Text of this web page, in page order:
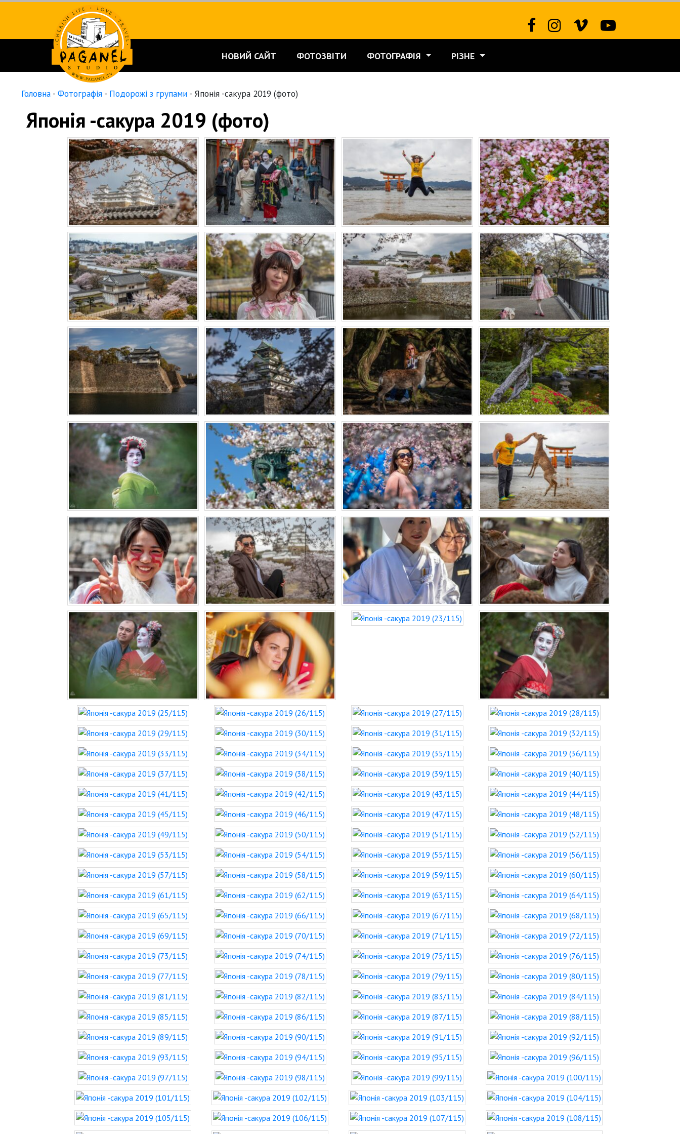
НОВИЙ САЙТ ФОТОЗВІТИ ФОТОГРАФІЯ РІЗНЕ
Головна- Фотографія- Подорожі з групами- Японія -сакура 2019 (фото)
Японія -сакура 2019 (фото)